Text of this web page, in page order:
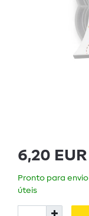
6,20 EUR
Pronto para
úteis